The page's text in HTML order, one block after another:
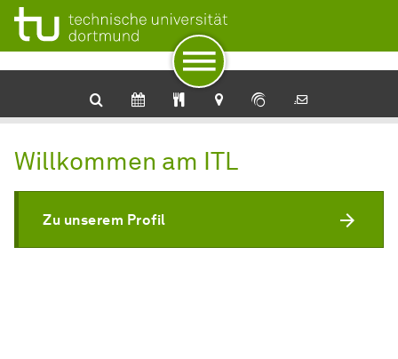
Zur Navigation
Zum Schnellzugriff
Zum Fuß der Seite mit weiteren Services
Zum Inhalt
Zur Startseite
Willkommen am ITL
Zu unserem Profil